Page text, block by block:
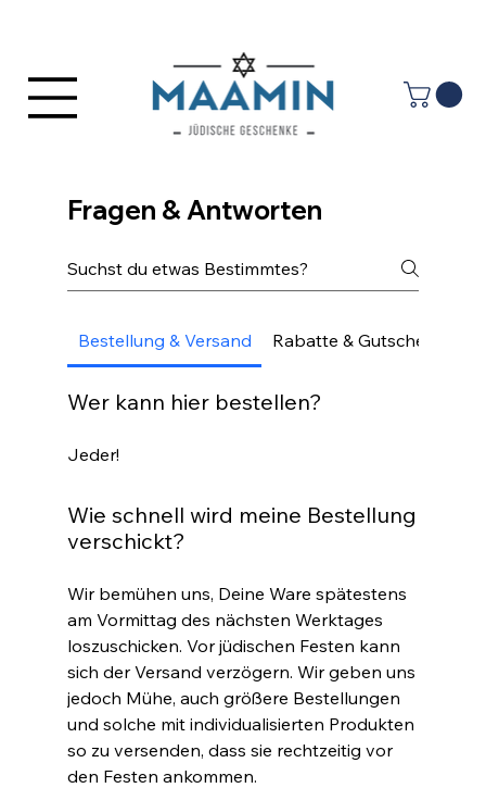
Fragen & Antworten
Bestellung & Versand Rabatte & Gutscheine
Wer kann hier bestellen?
Jeder!
Wie schnell wird meine Bestellung
verschickt?
Wir bemühen uns, Deine Ware spätestens
am Vormittag des nächsten Werktages
loszuschicken. Vor jüdischen Festen kann
sich der Versand verzögern. Wir geben uns
jedoch Mühe, auch größere Bestellungen
und solche mit individualisierten Produkten
so zu versenden, dass sie rechtzeitig vor
den Festen ankommen.